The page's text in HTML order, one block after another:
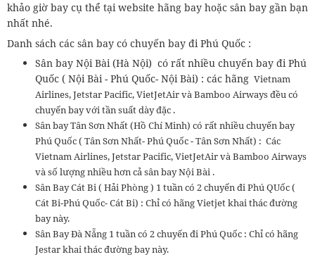
khảo giờ bay cụ thể tại website hãng bay hoặc sân bay gần bạn
nhất nhé.
Danh sách các sân bay có chuyến bay đi Phú Quốc :
Sân bay Nội Bài (Hà Nội) có rất nhiều chuyến bay đi Phú
Quốc ( Nội Bài - Phú Quốc- Nội Bài) : các hãng Vietnam
Airlines, Jetstar Pacific, VietJetAir và Bamboo Airways đều có
chuyến bay với tần suất dày đặc .
Sân bay Tân Sơn Nhất (Hồ Chí Minh) có rất nhiều chuyến bay
Phú Quốc ( Tân Sơn Nhất- Phú Quốc - Tân Sơn Nhất) : Các
Vietnam Airlines, Jetstar Pacific, VietJetAir và Bamboo Airways
và số lượng nhiều hơn cả sân bay Nội Bài .
Sân Bay Cát Bi ( Hải Phòng ) 1 tuần có 2 chuyến đi Phú QUốc (
Cát Bi-Phú Quốc- Cát Bi) : Chỉ có hãng Vietjet khai thác đường
bay này.
Sân Bay Đà Nẵng 1 tuần có 2 chuyến đi Phú Quốc : Chỉ có hãng
Jestar khai thác đường bay này.